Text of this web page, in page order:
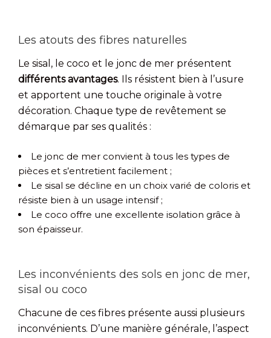
Les atouts des fibres naturelles
Le sisal, le coco et le jonc de mer présentent
différents avantages. Ils résistent bien à l’usure
et apportent une touche originale à votre
décoration. Chaque type de revêtement se
démarque par ses qualités :
Le jonc de mer convient à tous les types de
pièces et s’entretient facilement ;
Le sisal se décline en un choix varié de coloris et
résiste bien à un usage intensif ;
Le coco offre une excellente isolation grâce à
son épaisseur.
Les inconvénients des sols en jonc de mer,
sisal ou coco
Chacune de ces fibres présente aussi plusieurs
inconvénients. D’une manière générale, l’aspect